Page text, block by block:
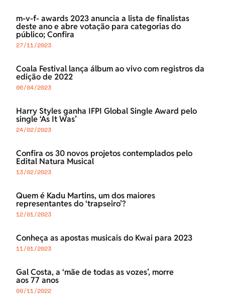
m-v-f- awards 2023 anuncia a lista de finalistas
deste ano e abre votação para categorias do
público; Confira
27/11/2023
Coala Festival lança álbum ao vivo com registros da
edição de 2022
06/04/2023
Harry Styles ganha IFPI Global Single Award pelo
single ‘As It Was’
24/02/2023
Confira os 30 novos projetos contemplados pelo
Edital Natura Musical
13/02/2023
Quem é Kadu Martins, um dos maiores
representantes do ‘trapseiro’?
12/01/2023
Conheça as apostas musicais do Kwai para 2023
11/01/2023
Gal Costa, a ‘mãe de todas as vozes’, morre
aos 77 anos
09/11/2022